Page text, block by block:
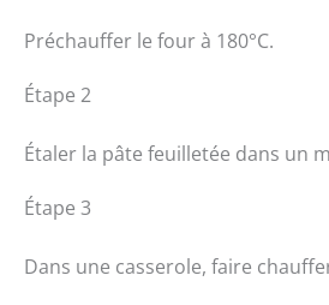
Préchauffer le four à 180°C.
Étape 2
Étaler la pâte feuilletée dans un
Étape 3
Dans une casserole, faire